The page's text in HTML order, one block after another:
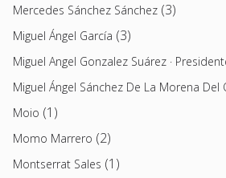
Mercedes Sánchez Sánchez (3)
Miguel Ángel García (3)
Miguel Angel Gonzalez Suárez ·
Miguel Ángel Sánchez De La Morena Del
Moio (1)
Momo Marrero (2)
Montserrat Sales (1)